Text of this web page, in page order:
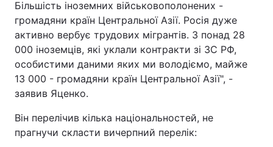
Більшість іноземних військовополонених -
громадяни країн Центральної Азії. Росія дуже
активно вербує трудових мігрантів. З понад 28
000 іноземців, які уклали контракти зі ЗС РФ,
особистими даними яких ми володіємо, майже
13 000 - громадяни країн Центральної Азії", -
заявив Яценко.
Він перелічив кілька національностей, не
прагнучи скласти вичерпний перелік: